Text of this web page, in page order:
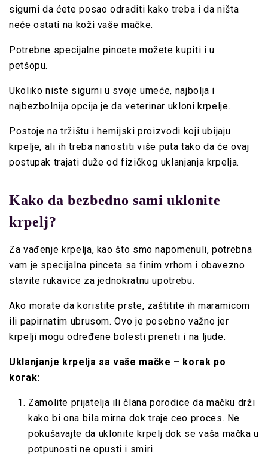
sigurni da ćete posao odraditi kako treba i da ništa
neće ostati na koži vaše mačke.
Potrebne specijalne pincete možete kupiti i u
petšopu.
Ukoliko niste sigurni u svoje umeće, najbolja i
najbezbolnija opcija je da veterinar ukloni krpelje.
Postoje na tržištu i hemijski proizvodi koji ubijaju
krpelje, ali ih treba nanostiti više puta tako da će ovaj
postupak trajati duže od fizičkog uklanjanja krpelja.
Kako da bezbedno sami uklonite
krpelj?
Za vađenje krpelja, kao što smo napomenuli, potrebna
vam je specijalna pinceta sa finim vrhom i obavezno
stavite rukavice za jednokratnu upotrebu.
Ako morate da koristite prste, zaštitite ih maramicom
ili papirnatim ubrusom. Ovo je posebno važno jer
krpelji mogu određene bolesti preneti i na ljude.
Uklanjanje krpelja sa vaše mačke – korak po
korak:
Zamolite prijatelja ili člana porodice da mačku drži
kako bi ona bila mirna dok traje ceo proces. Ne
pokušavajte da uklonite krpelj dok se vaša mačka u
potpunosti ne opusti i smiri.